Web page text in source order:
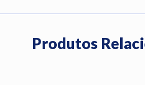
Produtos